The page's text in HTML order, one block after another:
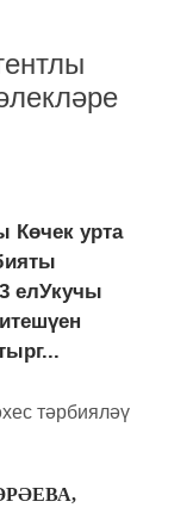
урта
елУкучы